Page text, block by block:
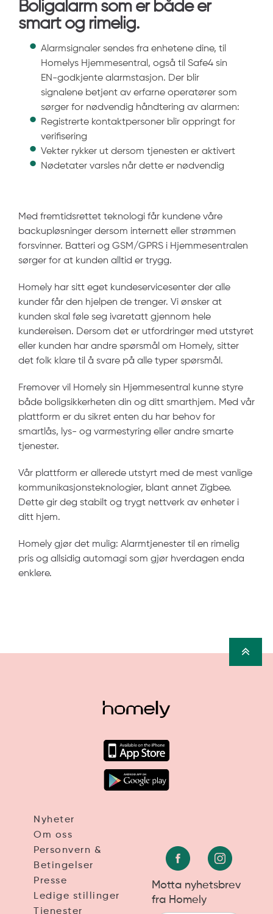
Boligalarm som er både er
smart og rimelig.
Alarmsignaler sendes fra enhetene dine, til
Homelys Hjemmesentral, også til Safe4 sin
EN-godkjente alarmstasjon. Der blir
signalene betjent av erfarne operatører som
sørger for nødvendig håndtering av alarmen:
Registrerte kontaktpersoner blir oppringt for
verifisering
Vekter rykker ut dersom tjenesten er aktivert
Nødetater varsles når dette er nødvendig
Med fremtidsrettet teknologi får kundene våre
backupløsninger dersom internett eller strømmen
forsvinner. Batteri og GSM/GPRS i Hjemmesentralen
sørger for at kunden alltid er trygg.
Homely har sitt eget kundeservicesenter der alle
kunder får den hjelpen de trenger. Vi ønsker at
kunden skal føle seg ivaretatt gjennom hele
kundereisen. Dersom det er utfordringer med utstyret
eller kunden har andre spørsmål om Homely, sitter
det folk klare til å svare på alle typer spørsmål.
Fremover vil Homely sin Hjemmesentral kunne styre
både boligsikkerheten din og ditt smarthjem. Med vår
plattform er du sikret enten du har behov for
smartlås, lys- og varmestyring eller andre smarte
tjenester.
Vår plattform er allerede utstyrt med de mest vanlige
kommunikasjonsteknologier, blant annet Zigbee.
Dette gir deg stabilt og trygt nettverk av enheter i
ditt hjem.
Homely gjør det mulig: Alarmtjenester til en rimelig
pris og allsidig automagi som gjør hverdagen enda
enklere.
Nyheter
Om oss
Personvern &
Betingelser
Presse
Ledige stillinger
Tjenester
Motta nyhetsbrev
fra Homely